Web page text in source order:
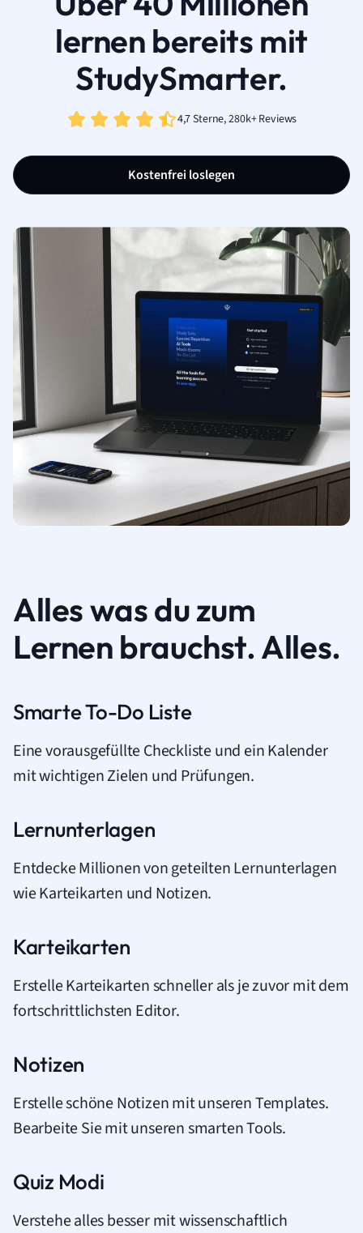
lernen bereits mit
StudySmarter.
4,7 Sterne, 280k+ Reviews
Kostenfrei loslegen
Alles was du zum
Lernen brauchst. Alles.
Smarte To-Do Liste
Eine vorausgefüllte Checkliste und ein Kalender
mit wichtigen Zielen und Prüfungen.
Lernunterlagen
Entdecke Millionen von geteilten Lernunterlagen
wie Karteikarten und Notizen.
Karteikarten
Erstelle Karteikarten schneller als je zuvor mit dem
fortschrittlichsten Editor.
Notizen
Erstelle schöne Notizen mit unseren Templates.
Bearbeite Sie mit unseren smarten Tools.
Quiz Modi
Verstehe alles besser mit wissenschaftlich